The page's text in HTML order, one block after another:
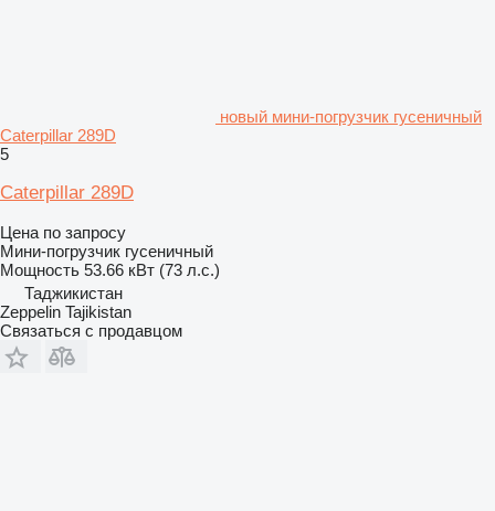
новый мини-погрузчик гусеничный
Caterpillar 289D
5
Caterpillar 289D
Цена по запросу
Мини-погрузчик гусеничный
Мощность 53.66 кВт (73 л.с.)
Таджикистан
Zeppelin Tajikistan
Связаться с продавцом